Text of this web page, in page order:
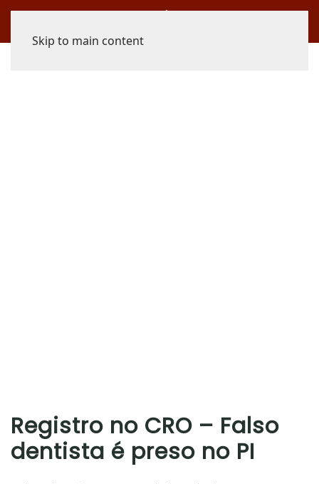
Skip to main content
Registro no CRO – Falso
dentista é preso no PI